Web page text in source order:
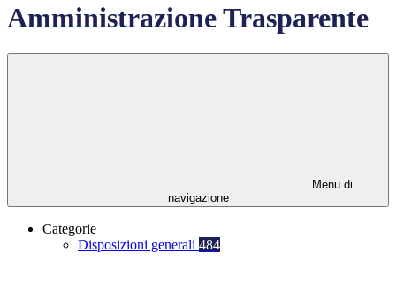
Amministrazione Trasparente
Menu di
navigazione
Categorie
Disposizioni generali 484